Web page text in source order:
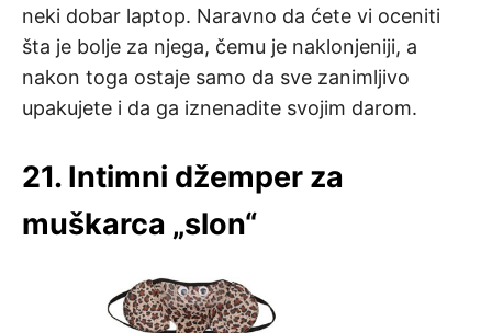
neki dobar laptop. Naravno da ćete vi oceniti
šta je bolje za njega, čemu je naklonjeniji, a
nakon toga ostaje samo da sve zanimljivo
upakujete i da ga iznenadite svojim darom.
21. Intimni džemper za
muškarca „slon“